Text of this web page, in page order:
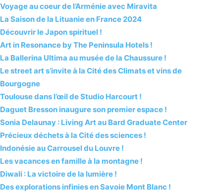
Voyage au coeur de l’Arménie avec Miravita
La Saison de la Lituanie en France 2024
Découvrir le Japon spirituel !
Art in Resonance by The Peninsula Hotels !
La Ballerina Ultima au musée de la Chaussure !
Le street art s’invite à la Cité des Climats et vins de
Bourgogne
Toulouse dans l’œil de Studio Harcourt !
Daguet Bresson inaugure son premier espace !
Sonia Delaunay : Living Art au Bard Graduate Center
Précieux déchets à la Cité des sciences !
Indonésie au Carrousel du Louvre !
Les vacances en famille à la montagne !
Diwali : La victoire de la lumière !
Des explorations infinies en Savoie Mont Blanc !